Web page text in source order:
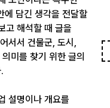
에 담긴 생각을 전달할
고 해석할 때 글을
서서 건물군, 도시,
미를 찾기 위한 글의
설명이나 개요를